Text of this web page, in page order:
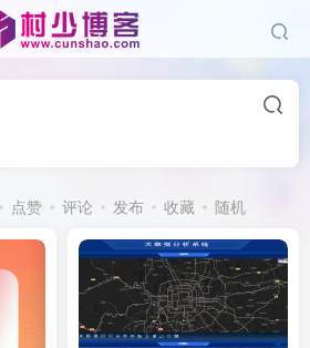
点赞 评论 发布 收藏 随机